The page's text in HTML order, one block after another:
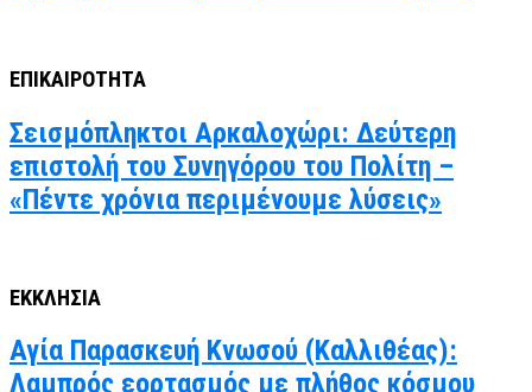
ΕΠΙΚΑΙΡΟΤΗΤΑ
Σεισμόπληκτοι Αρκαλοχώρι: Δεύτερη
επιστολή του Συνηγόρου του Πολίτη –
«Πέντε χρόνια περιμένουμε λύσεις»
ΕΚΚΛΗΣΙΑ
Αγία Παρασκευή Κνωσού (Καλλιθέας):
Λαμπρός εορτασμός με πλήθος κόσμου